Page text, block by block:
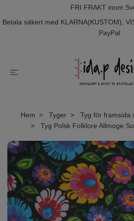
FRI FRAKT inom
Betala säkert med KLARNA(KUSTOM),
PayPal
Hem Tyger
Tyg för framsida
Tyg Polsk Folklore Allmoge